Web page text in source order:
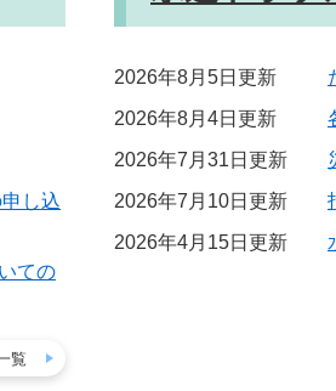
し込
ての
覧
2026年8月5日更新
2026年8月4日更新
2026年7月31日更新
2026年7月10日更新
2026年4月15日更新